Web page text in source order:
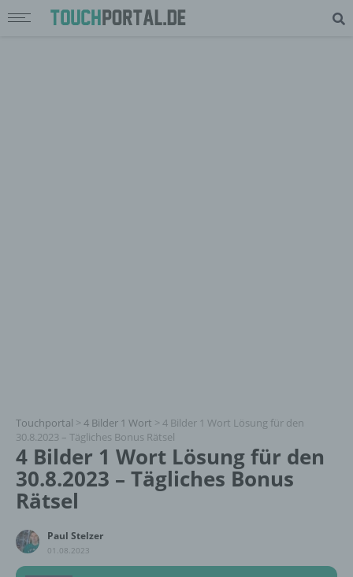
Touchportal > 4 Bilder 1 Wort > 4 Bilder 1 Wort Lösung für den
30.8.2023 – Tägliches Bonus Rätsel
4 Bilder 1 Wort Lösung für den
30.8.2023 – Tägliches Bonus
Rätsel
Paul Stelzer
01.08.2023